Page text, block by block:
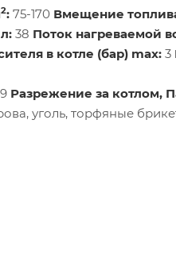
2: 75-170 Вмещение
38 Поток нагреваемой
в котле (бар) max: 3
Разрежение за котлом,
уголь, торфяные